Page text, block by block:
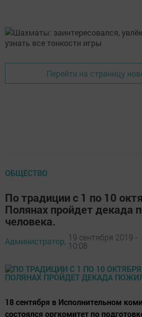
Перейти на страницу
ОБЩЕСТВО
По традиции с 1 по 10
Полянах пройдет декада
человека.
Администратор, 19 сентября 2019 -
10:08
18 сентября в Исполнительном
состоялся оргкомитет по